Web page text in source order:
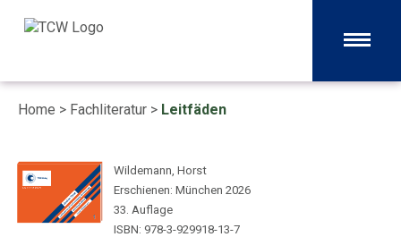
Home > Fachliteratur > Leitfäden
Wildemann, Horst
Erschienen: München 2026
33. Auflage
ISBN: 978-3-929918-13-7